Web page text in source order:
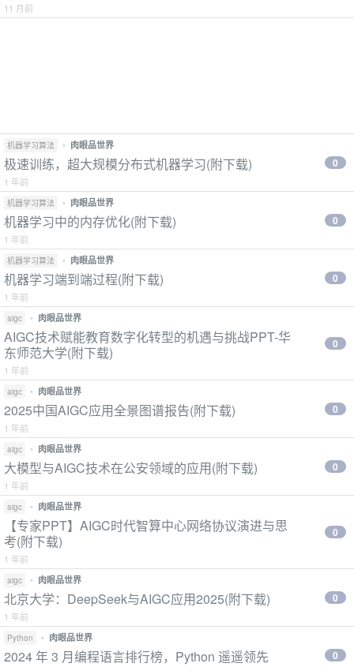
11 月前
机器学习算法 • 肉眼品世界
极速训练，超大规模分布式机器学习(附下载)
1 年前
0
机器学习算法 • 肉眼品世界
机器学习中的内存优化(附下载)
1 年前
0
机器学习算法 • 肉眼品世界
机器学习端到端过程(附下载)
1 年前
0
aigc • 肉眼品世界
AIGC技术赋能教育数字化转型的机遇与挑战PPT-华
东师范大学(附下载)
1 年前
0
aigc • 肉眼品世界
2025中国AIGC应用全景图谱报告(附下载)
1 年前
0
aigc • 肉眼品世界
大模型与AIGC技术在公安领域的应用(附下载)
1 年前
0
aigc • 肉眼品世界
【专家PPT】AIGC时代智算中心网络协议演进与思
考(附下载)
1 年前
0
aigc • 肉眼品世界
北京大学：DeepSeek与AIGC应用2025(附下载)
1 年前
0
Python • 肉眼品世界
2024 年 3 月编程语言排行榜，Python 遥遥领先 0